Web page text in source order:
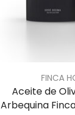
FINCA
Aceite de
Arbequina